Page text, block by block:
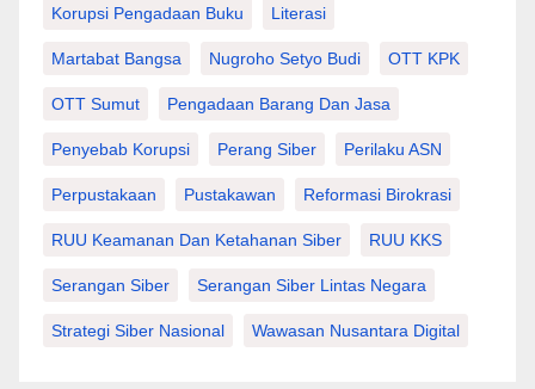
Korupsi Pengadaan Buku Literasi
Martabat Bangsa Nugroho Setyo Budi OTT KPK
OTT Sumut Pengadaan Barang Dan Jasa
Penyebab Korupsi Perang Siber Perilaku ASN
Perpustakaan Pustakawan Reformasi Birokrasi
RUU Keamanan Dan Ketahanan Siber RUU KKS
Serangan Siber Serangan Siber Lintas Negara
Strategi Siber Nasional Wawasan Nusantara Digital